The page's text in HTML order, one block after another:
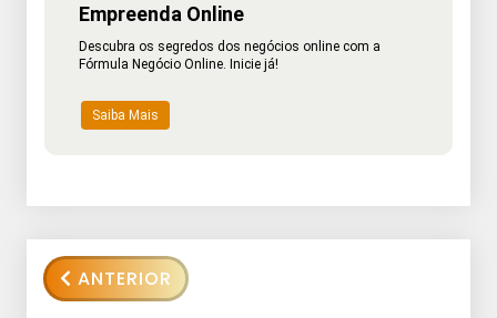
Empreenda Online
Descubra os segredos dos negócios online com a
Fórmula Negócio Online. Inicie já!
Saiba Mais
ANTERIOR